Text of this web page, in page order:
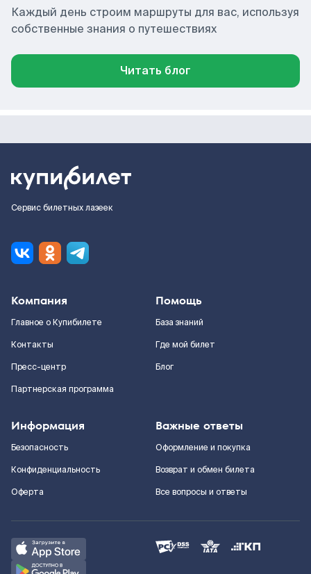
Каждый день строим маршруты для вас, используя
собственные знания о путешествиях
Читать блог
Сервис билетных лазеек
Компания
Главное о Купибилете
Контакты
Пресс-центр
Партнерская программа
Помощь
База знаний
Где мой билет
Блог
Информация
Безопасность
Конфиденциальность
Оферта
Важные ответы
Оформление и покупка
Возврат и обмен билета
Все вопросы и ответы